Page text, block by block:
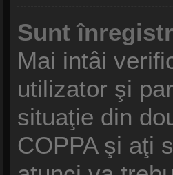
Sunt
Mai intâi
utilizator şi
situaţie din
COPPA şi aţi